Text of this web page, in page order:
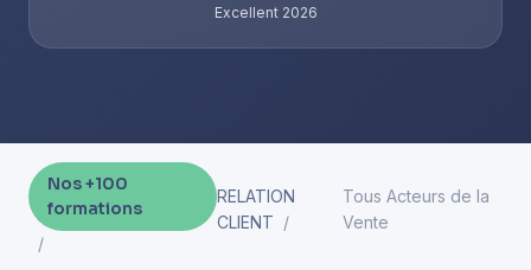
Excellent 2026
Nos +100
formations
RELATION
CLIENT
Tous Acteurs de la
Vente